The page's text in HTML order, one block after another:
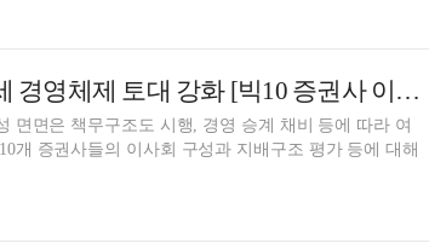
대신증권, 이사회 오너 3세 경영체제 토대 강화 [빅10 증권사 이사회 분석 ⑤]
면면은 책무구조도 시행, 경영 승계 채비 등에 따라 여
개 증권사들의 이사회 구성과 지배구조 평가 등에 대해